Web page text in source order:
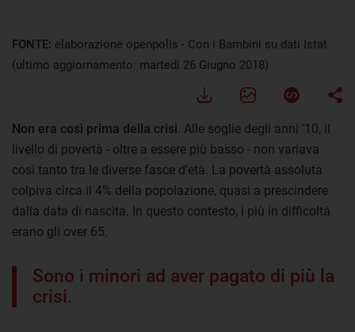
FONTE: elaborazione openpolis - Con i Bambini su dati Istat
(ultimo aggiornamento: martedì 26 Giugno 2018)
Non era così prima della crisi . Alle soglie degli anni '10, il
livello di povertà - oltre a essere più basso - non variava
così tanto tra le diverse fasce d'età. La povertà assoluta
colpiva circa il 4% della popolazione, quasi a prescindere
dalla data di nascita. In questo contesto, i più in difficoltà
erano gli over 65.
Sono i minori ad aver pagato di più la
crisi.